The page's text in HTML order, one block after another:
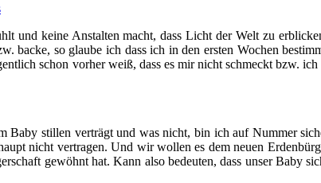
und keine Anstalten macht, dass Licht der Welt zu
backe, so glaube ich dass ich in den ersten Wochen
schon vorher weiß, dass es mir nicht schmeckt bzw.
Baby stillen verträgt und was nicht, bin ich auf Nummer
nicht vertragen. Und wir wollen es dem neuen
gewöhnt hat. Kann also bedeuten, dass unser